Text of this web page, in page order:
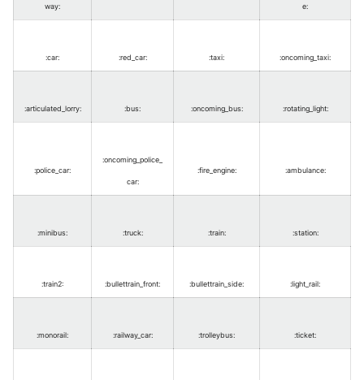
way: e:
:car: :red_car: :taxi: :oncoming_taxi:
:articulated_lorry: :bus: :oncoming_bus: :rotating_light:
:police_car:
:oncoming_police_
car:
:fire_engine: :ambulance:
:minibus: :truck: :train: :station:
:train2: :bullettrain_front: :bullettrain_side: :light_rail:
:monorail: :railway_car: :trolleybus: :ticket: